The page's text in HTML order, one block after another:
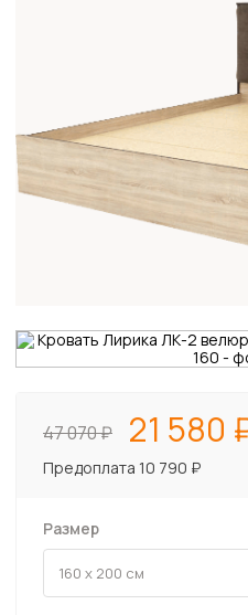
47 070 21 580
Предоплата 10 790 ₽
Размер